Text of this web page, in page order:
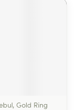
Gold Ring